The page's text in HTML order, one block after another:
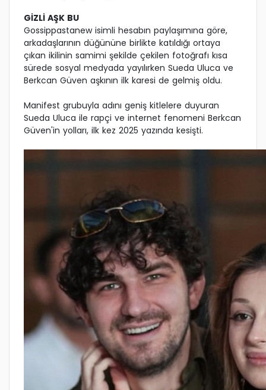
GİZLİ AŞK BU
Gossippastanew isimli hesabın paylaşımına göre,
arkadaşlarının düğününe birlikte katıldığı ortaya
çıkan ikilinin samimi şekilde çekilen fotoğrafı kısa
sürede sosyal medyada yayılırken Sueda Uluca ve
Berkcan Güven aşkının ilk karesi de gelmiş oldu.
Manifest grubuyla adını geniş kitlelere duyuran
Sueda Uluca ile rapçi ve internet fenomeni Berkcan
Güven'in yolları, ilk kez 2025 yazında kesişti.